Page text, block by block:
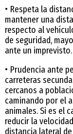
• Respeta la
mantener una
respecto al
de seguridad,
ante un imprevisto.
• Prudencia ante
carreteras
cercanos a
caminando por el
animales. Si es el
reducir la
distancia lateral